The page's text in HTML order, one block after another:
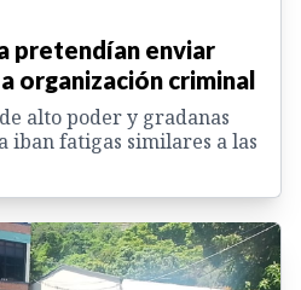
pretendían enviar
organización criminal
alto poder y gradanas
iban fatigas similares a las